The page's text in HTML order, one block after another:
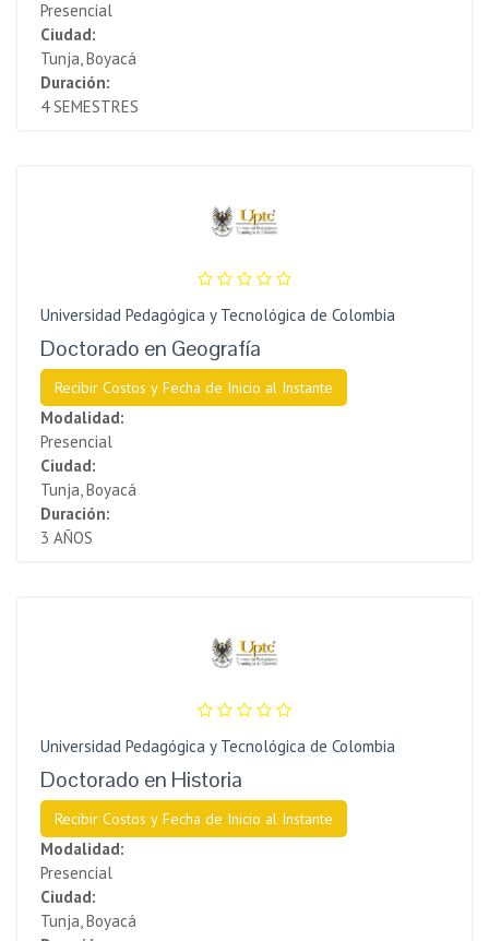
Presencial
Ciudad:
Tunja, Boyacá
Duración:
4 SEMESTRES
Universidad Pedagógica y Tecnológica de Colombia
Doctorado en Geografía
Recibir Costos y Fecha de Inicio al Instante
Modalidad:
Presencial
Ciudad:
Tunja, Boyacá
Duración:
3 AÑOS
Universidad Pedagógica y Tecnológica de Colombia
Doctorado en Historia
Recibir Costos y Fecha de Inicio al Instante
Modalidad:
Presencial
Ciudad:
Tunja, Boyacá